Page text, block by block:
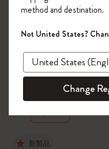
新製品
ール・アウト
Moleskineアカウ
ァーや会員特典、
レーションを
今す
method and destination.
Not United States?
Change